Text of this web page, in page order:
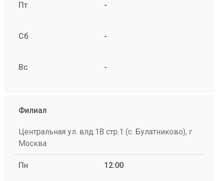
Пт -
Сб -
Вс -
Филиал
Центральная ул. влд.1В стр.1 (с. Булатниково), г
Москва
Пн 12:00